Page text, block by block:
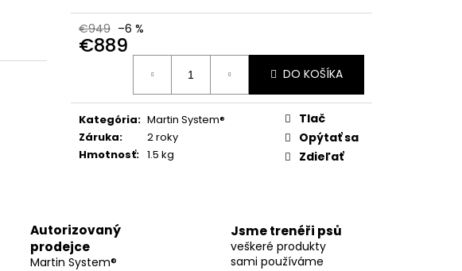
€949 –6 %
€889
Jednotková
DO KOŠÍKA
Kategória: Martin System®
Záruka:
2 roky
Hmotnosť: 1.5 kg
Tlač
Opýtať sa
Zdieľať
Autorizovaný
prodejce
Martin System®
Jsme trenéři psů
veškeré produkty
sami používáme